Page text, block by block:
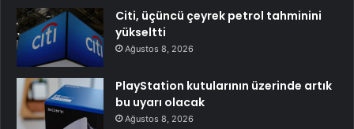
Citi, üçüncü çeyrek petrol tahminini
yükseltti
Ağustos 8, 2026
PlayStation kutularının üzerinde artık
bu uyarı olacak
Ağustos 8, 2026